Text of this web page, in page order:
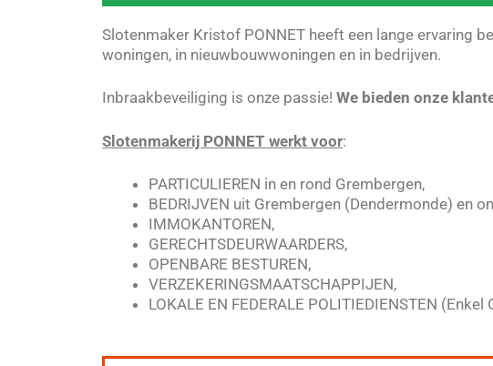
Slotenmaker Kristof PONNET heeft een lange ervaring
woningen, in nieuwbouwwoningen en in bedrijven.
Inbraakbeveiliging is onze passie! We bieden onze
Slotenmakerij PONNET werkt voor:
PARTICULIEREN in en rond Grembergen,
BEDRIJVEN uit Grembergen (Dendermonde) en
IMMOKANTOREN,
GERECHTSDEURWAARDERS,
OPENBARE BESTUREN,
VERZEKERINGSMAATSCHAPPIJEN,
LOKALE EN FEDERALE POLITIEDIENSTEN